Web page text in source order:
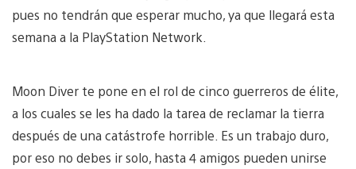
pues no tendrán que esperar mucho, ya que llegará esta
semana a la PlayStation Network.
Moon Diver te pone en el rol de cinco guerreros de élite,
a los cuales se les ha dado la tarea de reclamar la tierra
después de una catástrofe horrible. Es un trabajo duro,
por eso no debes ir solo, hasta 4 amigos pueden unirse